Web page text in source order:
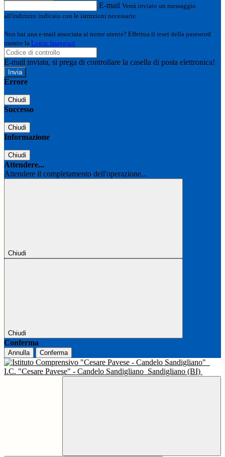
E-mail Verrà inviato un messaggio
all'indirizzo indicato con le istruzioni necessarie.
Non hai una e-mail associata al nome utente? Effettua il reset della password
tramite la Login Spaggiari
E-mail inviata, si prega di controllare la casella di posta elettronica!
Errore
Chiudi
Successo
Chiudi
Informazione
Chiudi
Attendere...
Attendere il completamento dell'operazione...
Chiudi
Chiudi
Conferma
Annulla Conferma
I.C. "Cesare Pavese" - Candelo Sandigliano Sandigliano (BI)